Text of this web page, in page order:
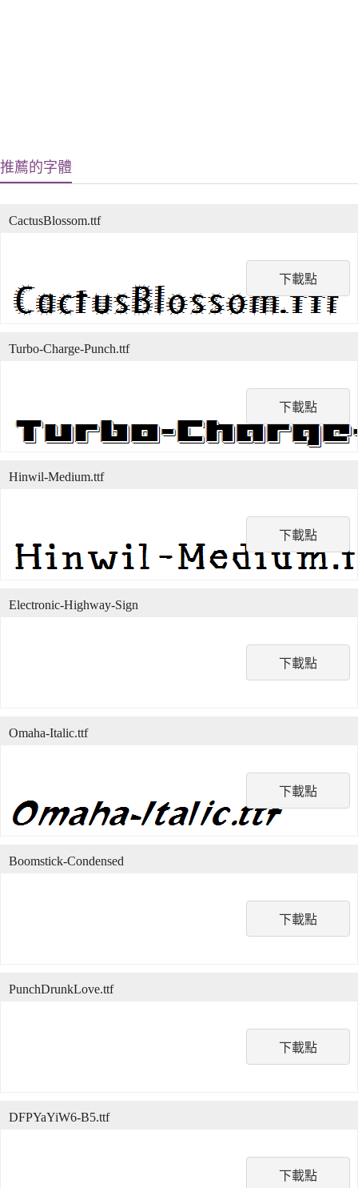
推薦的字體
下載點
CactusBlossom.ttf
下載點
Turbo-Charge-Punch.ttf
下載點
Hinwil-Medium.ttf
下載點
Electronic-Highway-Sign
下載點
Omaha-Italic.ttf
下載點
Boomstick-Condensed
下載點
PunchDrunkLove.ttf
下載點
DFPYaYiW6-B5.ttf